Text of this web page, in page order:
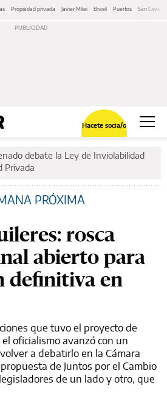
Propiedad privada Javier Milei Brasil Puertos San
Hacete socia/o
debate la Ley de Inviolabilidad
Privada
PRÓXIMA
rosca
abierto para
definitiva en
que tuvo el proyecto de
oficialismo avanzó con un
a debatirlo en la Cámara
de Juntos por el Cambio
de un lado y otro, que